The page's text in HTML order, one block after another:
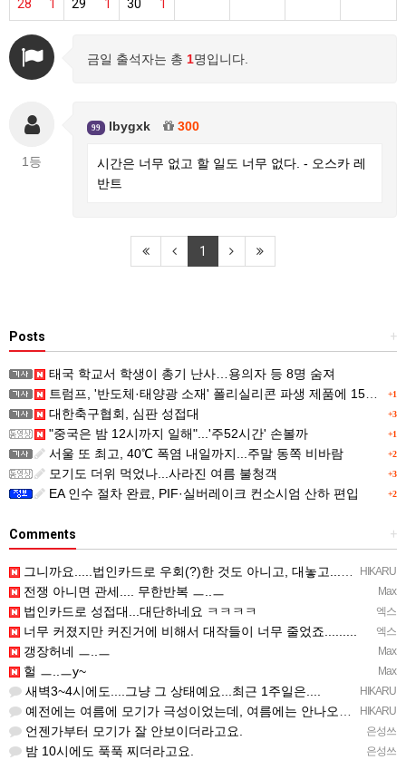
1
28 1
29 1
30
금일 출석자는 총 1명입니다.
1등
99 lbygxk 300
시간은 너무 없고 할 일도 너무 없다. - 오스카 레
반트
1
+
Posts
태국 학교서 학생이 총기 난사…용의자 등 8명 숨져
+1
트럼프, '반도체·태양광 소재' 폴리실리콘 파생 제품에 15% 관세...한국 기업도 영향
+3
대한축구협회, 심판 성접대
+1
"중국은 밤 12시까지 일해"...'주52시간' 손볼까
+2
서울 또 최고, 40℃ 폭염 내일까지...주말 동쪽 비바람
+3
모기도 더위 먹었나...사라진 여름 불청객
+2
EA 인수 절차 완료, PIF·실버레이크 컨소시엄 산하 편입
+
Comments
HIKARU
그니까요.....법인카드로 우회(?)한 것도 아니고, 대놓고...ㅋ ㅋ)
Max
전쟁 아니면 관세.... 무한반복 ㅡ..ㅡ
엑스
법인카드로 성접대...대단하네요 ㅋㅋㅋㅋ
엑스
너무 커졌지만 커진거에 비해서 대작들이 너무 줄었죠.........
Max
갱장허네 ㅡ..ㅡ
Max
헐 ㅡ..ㅡy~
HIKARU
새벽3~4시에도....그냥 그 상태예요...최근 1주일은....
HIKARU
예전에는 여름에 모기가 극성이었는데, 여름에는 안나오는 것 같은.....ㅎ ㅎ)
은성쓰
언젠가부터 모기가 잘 안보이더라고요.
은성쓰
밤 10시에도 푹푹 찌더라고요.